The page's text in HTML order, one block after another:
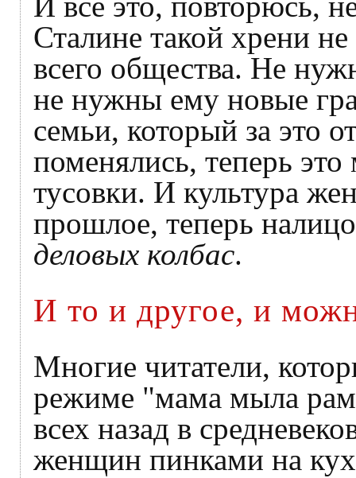
Сталине такой хрени
всего общества. Не
не нужны ему новые
семьи, который за это
поменялись, теперь
тусовки. И культура
прошлое, теперь
деловых колбас.
И то и другое, и
Многие читатели,
режиме "мама мыла
всех назад в
женщин пинками на